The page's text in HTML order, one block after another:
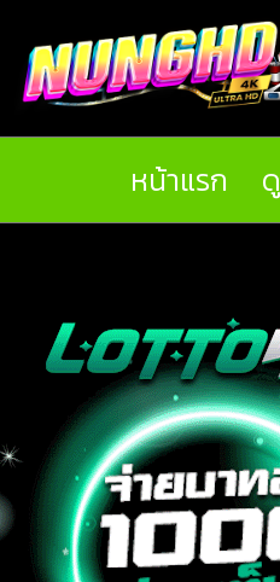
หน้าแรก